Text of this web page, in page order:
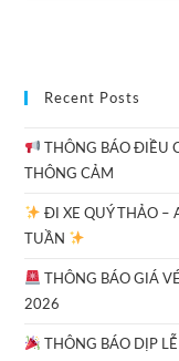
Recent Posts
THÔNG BÁO ĐIỀU
THÔNG CẢM
ĐI XE QUÝ THẢO –
TUẦN
THÔNG BÁO GIÁ
2026
THÔNG BÁO DỊP